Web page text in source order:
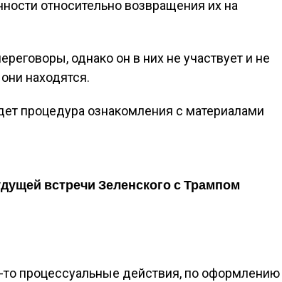
относительно возвращения их на
однако он в них не участвует и не
находятся.
процедура ознакомления с материалами
встречи Зеленского с Трампом
то процессуальные действия, по оформлению